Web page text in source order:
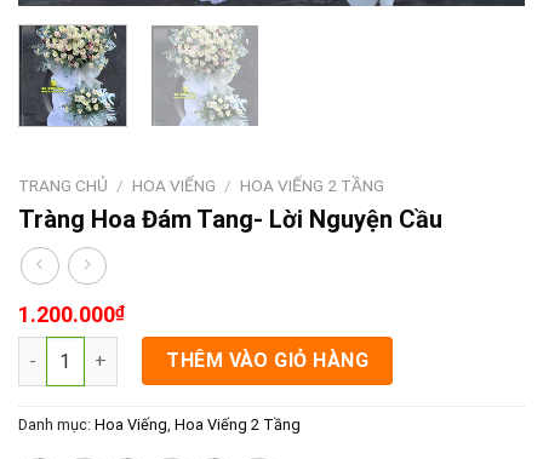
TRANG CHỦ / HOA VIẾNG / HOA VIẾNG 2 TẦNG
Tràng Hoa Đám Tang- Lời Nguyện Cầu
1.200.000₫
Tràng Hoa Đám Tang- Lời Nguyện Cầu số lượng
THÊM VÀO GIỎ HÀNG
Danh mục: Hoa Viếng Hoa Viếng 2 Tầng